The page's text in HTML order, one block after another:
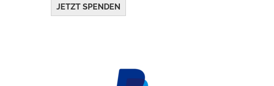
JETZT SPENDEN